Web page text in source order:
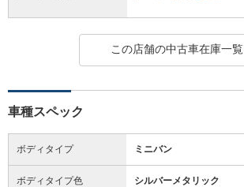
この店舗の中古車在庫一覧
車種スペック
ボディタイプ ミニバン
ボディタイプ色 シルバーメタリック